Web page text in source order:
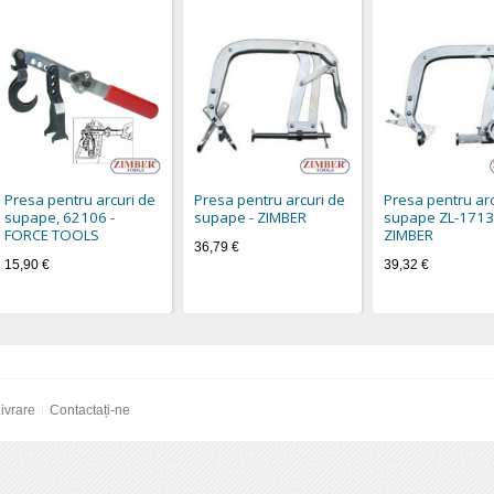
Presa pentru arcuri de
supape, 62106 -
FORCE TOOLS
15,90 €
Presa pentru arcuri de
supape - ZIMBER
36,79 €
Presa pentru
supape ZL-
ZIMBER
39,32 €
Contactați-ne